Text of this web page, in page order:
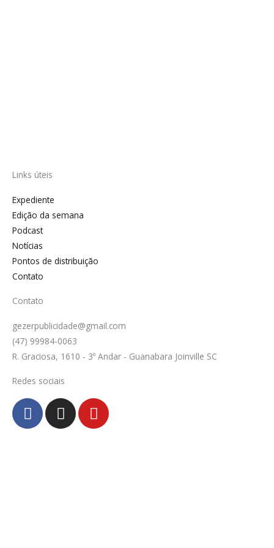
Links úteis
Expediente
Edição da semana
Podcast
Notícias
Pontos de distribuição
Contato
Contato
gezerpublicidade@gmail.com
(47) 99984-0063
R. Graciosa, 1610 - 3º Andar - Guanabara Joinville SC
Redes sociais
F
a
c
I
n
s
Y
o
u